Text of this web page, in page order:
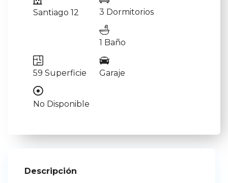
Santiago 12 3 Dormitorios
1 Baño
59 Superficie Garaje
No Disponible
Descripción